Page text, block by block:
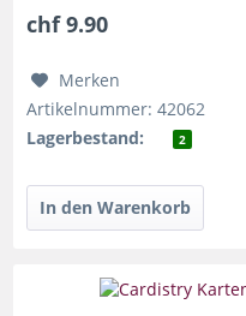
chf 9.90
Merken
Artikelnummer: 42062
Lagerbestand:
2